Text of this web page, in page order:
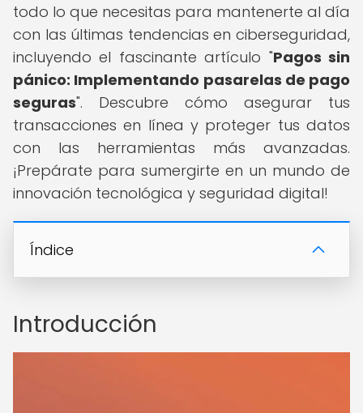
todo lo que necesitas para mantenerte al día
con las últimas tendencias en ciberseguridad,
incluyendo el fascinante artículo "Pagos sin
pánico: Implementando pasarelas de pago
seguras". Descubre cómo asegurar tus
transacciones en línea y proteger tus datos
con las herramientas más avanzadas.
¡Prepárate para sumergirte en un mundo de
innovación tecnológica y seguridad digital!
Índice
Introducción